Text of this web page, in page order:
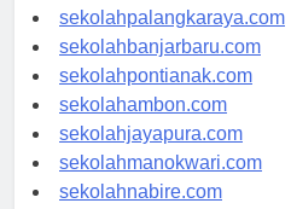
sekolahkupang.com
sekolahpalangkaraya.com
sekolahbanjarbaru.com
sekolahpontianak.com
sekolahambon.com
sekolahjayapura.com
sekolahmanokwari.com